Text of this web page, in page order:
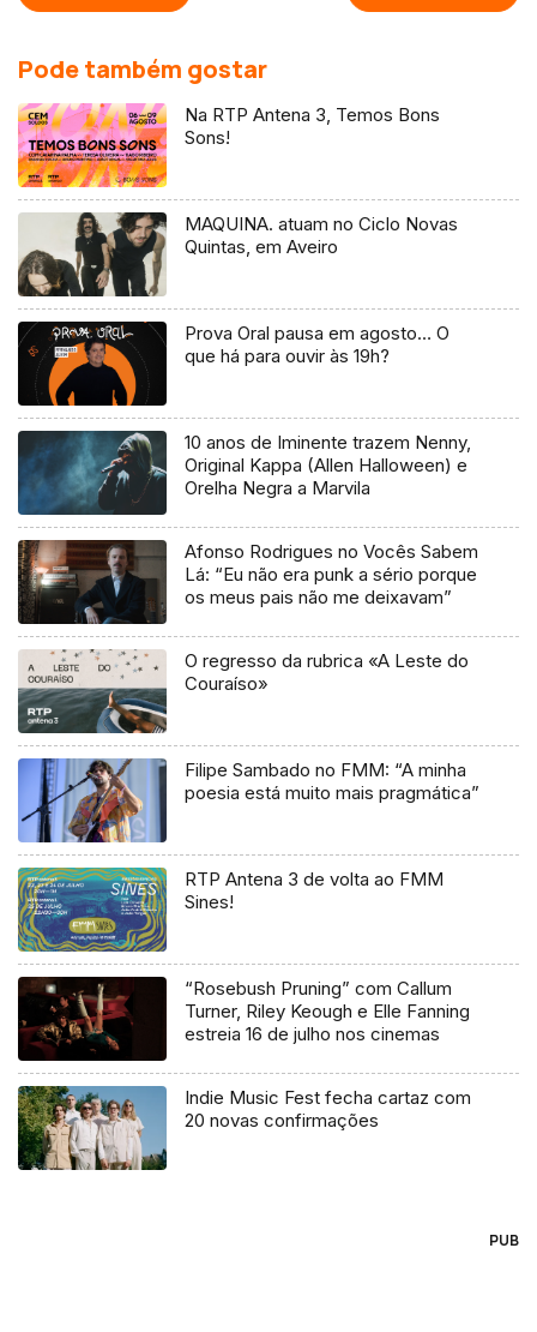
Pode também gostar
Na RTP Antena 3, Temos Bons
Sons!
MAQUINA. atuam no Ciclo Novas
Quintas, em Aveiro
Prova Oral pausa em agosto… O
que há para ouvir às 19h?
10 anos de Iminente trazem Nenny,
Original Kappa (Allen Halloween) e
Orelha Negra a Marvila
Afonso Rodrigues no Vocês Sabem
Lá: “Eu não era punk a sério porque
os meus pais não me deixavam”
O regresso da rubrica «A Leste do
Couraíso»
Filipe Sambado no FMM: “A minha
poesia está muito mais pragmática”
RTP Antena 3 de volta ao FMM
Sines!
“Rosebush Pruning” com Callum
Turner, Riley Keough e Elle Fanning
estreia 16 de julho nos cinemas
Indie Music Fest fecha cartaz com
20 novas confirmações
PUB